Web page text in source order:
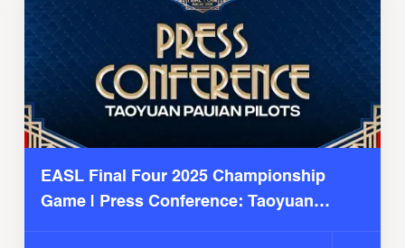
EASL Final Four 2025 Championship
Game | Press Conference: Taoyuan